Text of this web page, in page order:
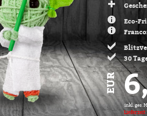
Eco-
30
inkl. ges.
Lieferzeit